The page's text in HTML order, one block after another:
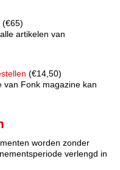
(€65)
artikelen van
(€14,50)
van Fonk magazine kan
worden zonder
verlengd in